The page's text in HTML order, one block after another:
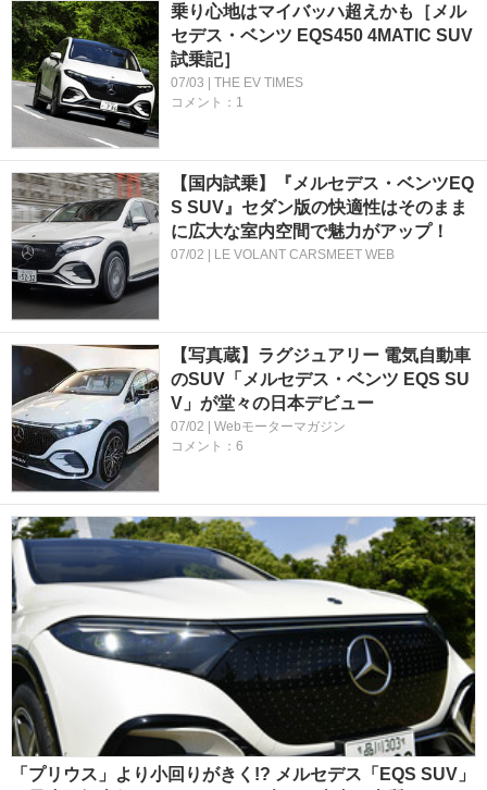
乗り心地はマイバッハ超えかも［メル
セデス・ベンツ EQS450 4MATIC SUV
試乗記］
07/03 | THE EV TIMES
コメント：1
【国内試乗】『メルセデス・ベンツEQ
S SUV』セダン版の快適性はそのまま
に広大な室内空間で魅力がアップ！
07/02 | LE VOLANT CARSMEET WEB
【写真蔵】ラグジュアリー 電気自動車
のSUV「メルセデス・ベンツ EQS SU
V」が堂々の日本デビュー
07/02 | Webモーターマガジン
コメント：6
「プリウス」より小回りがきく!? メルセデス「EQS SUV」